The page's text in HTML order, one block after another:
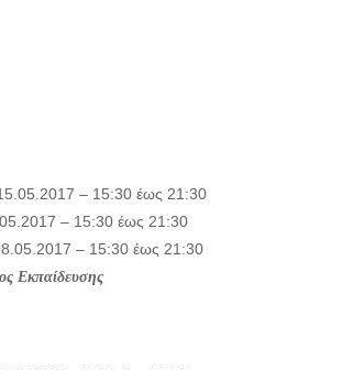
– 15:30 έως 21:30
– 15:30 έως 21:30
– 15:30 έως 21:30
Εκπαίδευσης